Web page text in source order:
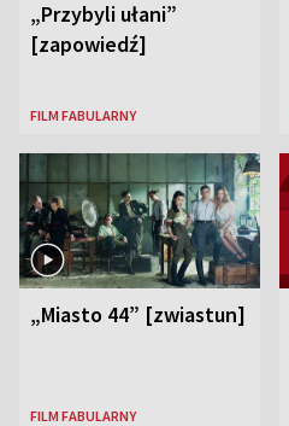
„Przybyli ułani”
[zapowiedź]
FILM FABULARNY
„Miasto 44” [zwiastun]
FILM FABULARNY